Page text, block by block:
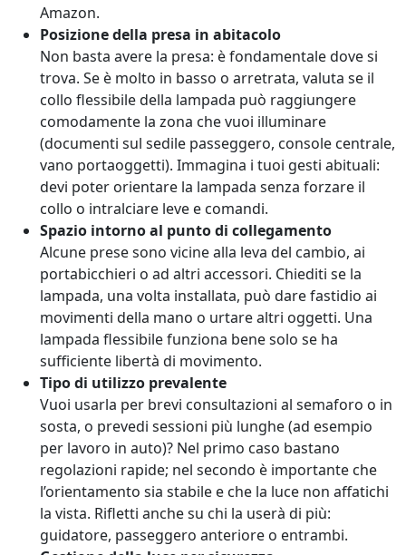
Amazon.
Posizione della presa in abitacolo
Non basta avere la presa: è fondamentale dove si
trova. Se è molto in basso o arretrata, valuta se il
collo flessibile della lampada può raggiungere
comodamente la zona che vuoi illuminare
(documenti sul sedile passeggero, console centrale,
vano portaoggetti). Immagina i tuoi gesti abituali:
devi poter orientare la lampada senza forzare il
collo o intralciare leve e comandi.
Spazio intorno al punto di collegamento
Alcune prese sono vicine alla leva del cambio, ai
portabicchieri o ad altri accessori. Chiediti se la
lampada, una volta installata, può dare fastidio ai
movimenti della mano o urtare altri oggetti. Una
lampada flessibile funziona bene solo se ha
sufficiente libertà di movimento.
Tipo di utilizzo prevalente
Vuoi usarla per brevi consultazioni al semaforo o in
sosta, o prevedi sessioni più lunghe (ad esempio
per lavoro in auto)? Nel primo caso bastano
regolazioni rapide; nel secondo è importante che
l’orientamento sia stabile e che la luce non affatichi
la vista. Rifletti anche su chi la userà di più:
guidatore, passeggero anteriore o entrambi.